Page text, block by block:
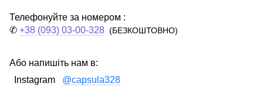
Телефонуйте за номером :
✆ +38 (093) 03-00-328 (БЕЗКОШТОВНО)
Або напишіть нам в:
Instagram @capsula328